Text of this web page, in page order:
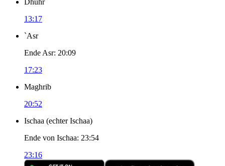
Dhuhr
13:17
`Asr
Ende Asr: 20:09
17:23
Maghrib
20:52
Ischaa (echter Ischaa)
Ende von Ischaa: 23:54
23:16